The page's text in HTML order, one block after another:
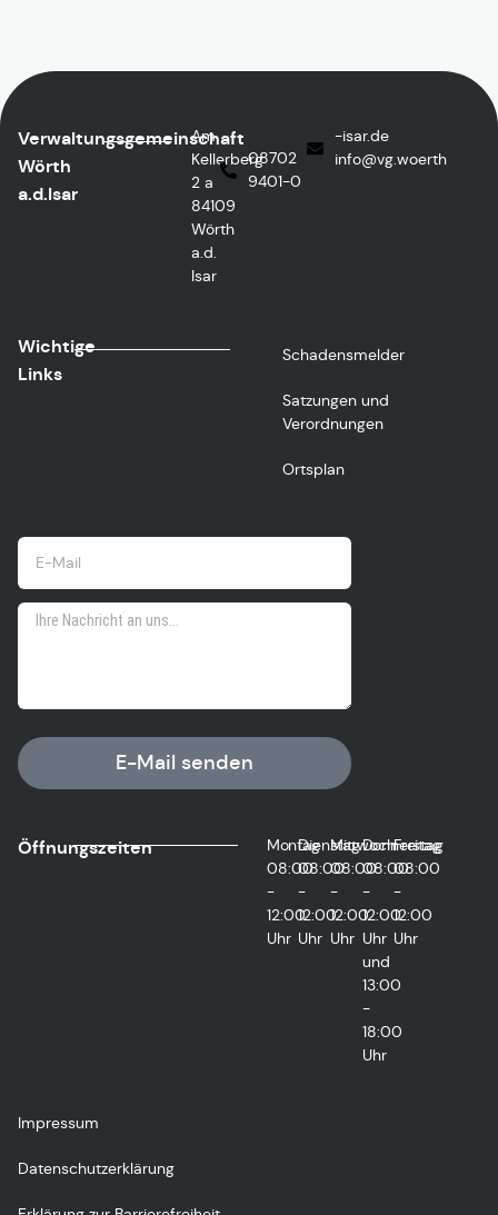
Verwaltungsgemeinschaft
Wörth
a.d.Isar
Am
Kellerberg
2 a
84109
Wörth
a.d.
Isar
08702
9401-0
ed.rasi-
htreow.gv
@ofni
Wichtige
Links
Schadensmelder
Satzungen und
Verordnungen
Ortsplan
E-Mail senden
Öffnungszeiten
Montag
08:00
-
12:00
Uhr
Dienstag
08:00
-
12:00
Uhr
Mittwoch
08:00
-
12:00
Uhr
Donnerstag
08:00
-
12:00
Uhr
und
13:00
-
18:00
Uhr
Freitag
08:00
-
12:00
Uhr
Impressum
Datenschutzerklärung